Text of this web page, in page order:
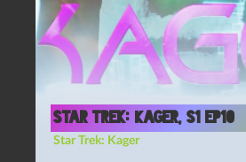
Star Trek: Kager, S1 Ep10
Star Trek: Kager